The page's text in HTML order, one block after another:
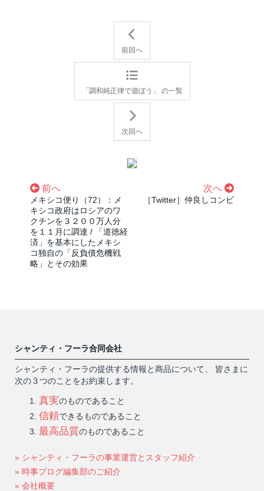
前回へ
「調和純正律で遊ぼう」 の一覧
次回へ
前へ
メキシコ便り（72）：メ
キシコ政府はロシアのワ
クチンを３２００万人分
を１１月に調達 / 「道徳経
済」を基本にしたメキシ
コ独自の「反負債危機戦
略」とその効果
次へ
［Twitter］仲良しコンビ
シャンティ・フーラ合同会社
シャンティ・フーラの提供する情報と商品について、 皆さまに
次の３つのことをお約束します。
真実のものであること
信頼できるものであること
最高品質のものであること
» シャンティ・フーラの事業運営とスタッフ紹介
» 時事ブログ編集部のご紹介
» 会社概要